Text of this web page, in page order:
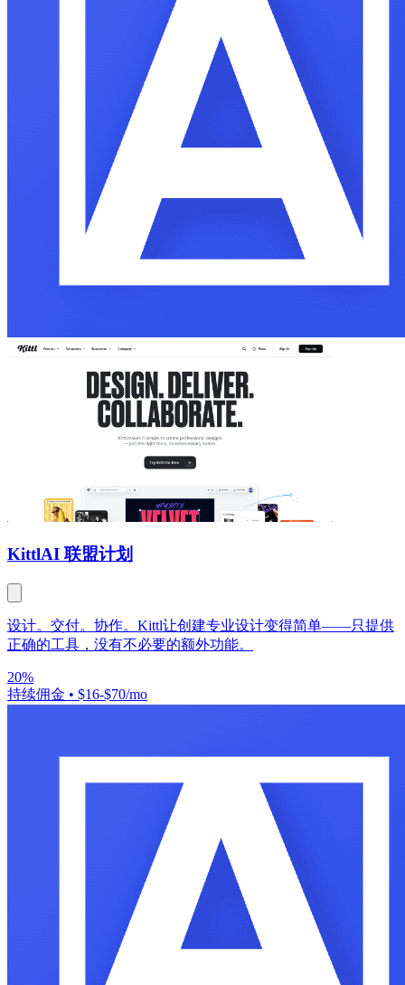
KittlAI 联盟计划
设计。交付。协作。Kittl让创建专业设计变得简单——只提供
正确的工具，没有不必要的额外功能。
20%
持续佣金 • $16-$70/mo